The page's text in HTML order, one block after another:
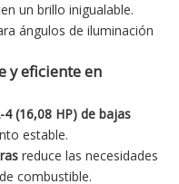
un brillo inigualable.
ángulos de iluminación
y eficiente en
4 (16,08 HP) de bajas
estable.
reduce las necesidades
combustible.